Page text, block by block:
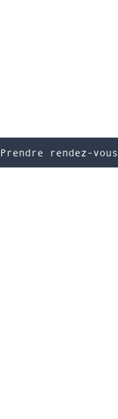
Prendre rendez-vous